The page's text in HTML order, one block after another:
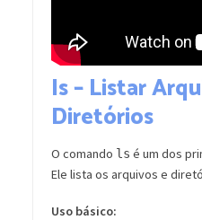
ls – Listar
Diretórios
O comando ls é um dos
Ele lista os arquivos e
Uso básico: